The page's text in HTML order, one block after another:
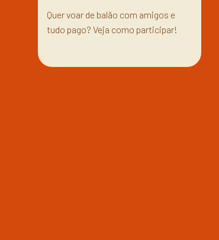
Quer voar de balão com amigos e
tudo pago? Veja como participar!